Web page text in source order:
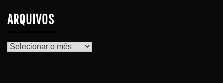
ARQUIVOS
Arquivos